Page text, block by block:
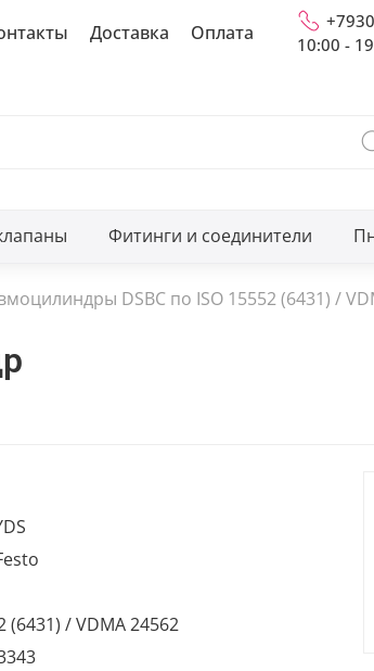
Доставка Оплата
10:00 -
Фитинги и соединители
DSBC по ISO 15552 (6431) /
(6431) / VDMA 24562